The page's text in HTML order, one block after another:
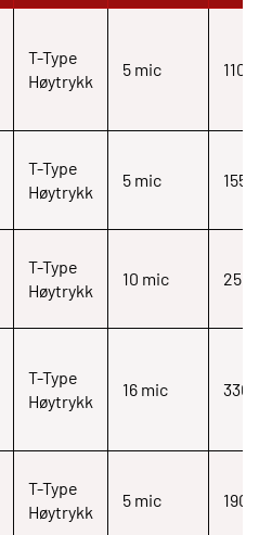
T-Type
Høytrykk
5 mic 110
T-Type
Høytrykk
5 mic 155
T-Type
Høytrykk
10 mic 250
T-Type
Høytrykk
16 mic 330
T-Type
Høytrykk
5 mic 190